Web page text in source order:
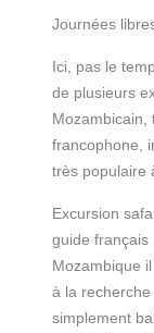
Journées
Ici, pas le
de plusieurs
Mozambicain,
francophone,
très populaire
Excursion
guide
Mozambique
à la
simplement